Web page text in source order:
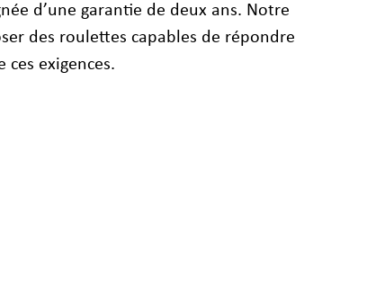
d’une garantie de deux ans. Notre
des roulettes capables de répondre
ces exigences.